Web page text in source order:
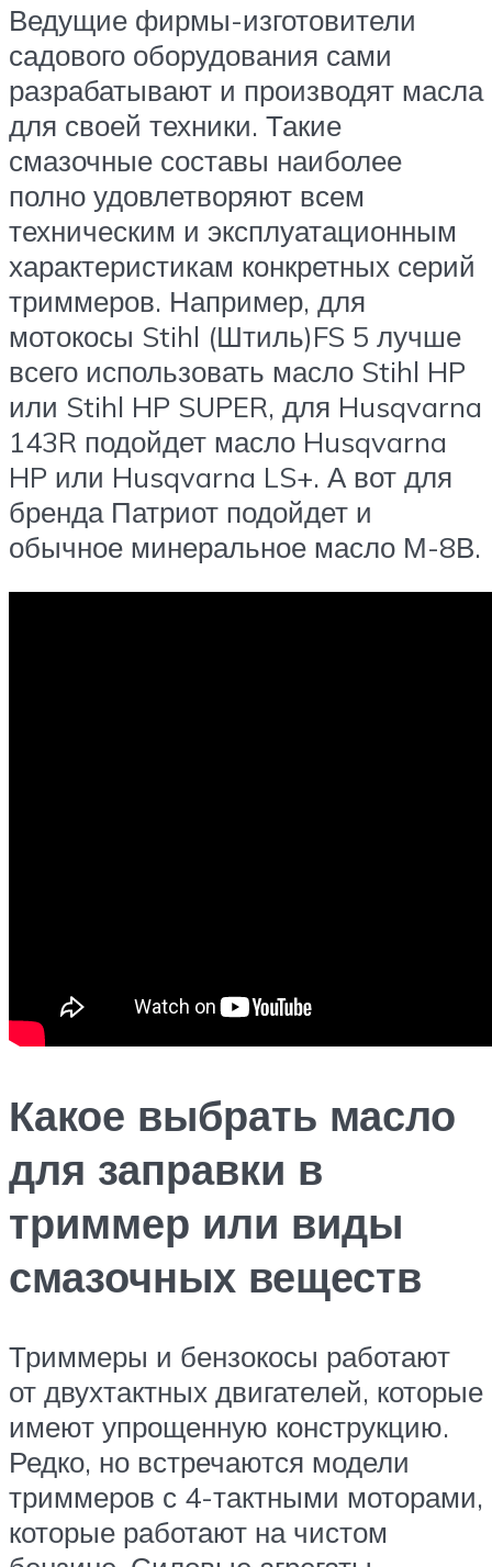
Ведущие фирмы-изготовители
садового оборудования сами
разрабатывают и производят масла
для своей техники. Такие
смазочные составы наиболее
полно удовлетворяют всем
техническим и эксплуатационным
характеристикам конкретных серий
триммеров. Например, для
мотокосы Stihl (Штиль)FS 5 лучше
всего использовать масло Stihl HP
или Stihl HP SUPER, для Husqvarna
143R подойдет масло Husqvarna
HP или Husqvarna LS+. А вот для
бренда Патриот подойдет и
обычное минеральное масло М-8В.
Какое выбрать масло
для заправки в
триммер или виды
смазочных веществ
Триммеры и бензокосы работают
от двухтактных двигателей, которые
имеют упрощенную конструкцию.
Редко, но встречаются модели
триммеров с 4-тактными моторами,
которые работают на чистом